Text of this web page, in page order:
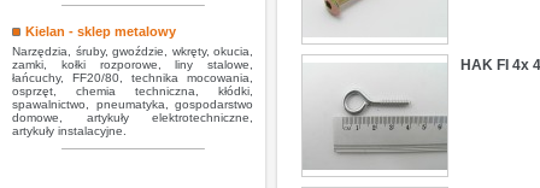
Kielan - sklep metalowy
Narzędzia, śruby, gwoździe, wkręty, okucia,
zamki, kołki rozporowe, liny stalowe,
łańcuchy, FF20/80, technika mocowania,
osprzęt, chemia techniczna, kłódki,
spawalnictwo, pneumatyka, gospodarstwo
domowe, artykuły elektrotechniczne,
artykuły instalacyjne.
HAK FI 4x